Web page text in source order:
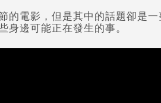
的電影，但是其中的話題卻是
邊可能正在發生的事。